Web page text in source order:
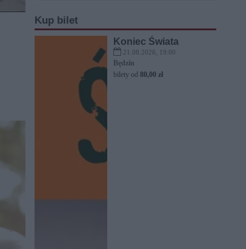
Kup bilet
Koniec Świata
21.08.2026, 19:00
Będzin
bilety od 80,00 zł